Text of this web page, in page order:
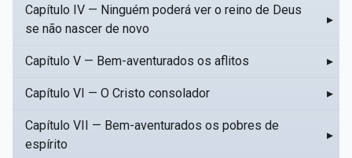
Capítulo IV — Ninguém poderá ver o reino de Deus
se não nascer de novo
▸
Capítulo V — Bem-aventurados os aflitos ▸
Capítulo VI — O Cristo consolador ▸
Capítulo VII — Bem-aventurados os pobres de
espírito
▸